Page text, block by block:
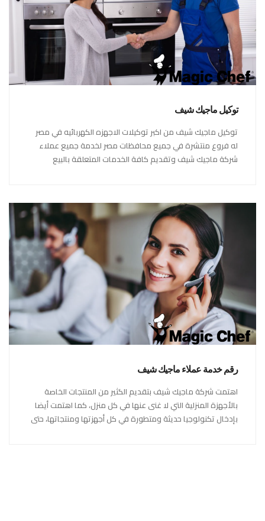
توكيل ماجيك شيف
توكيل ماجيك شيف من اكبر توكيلات الاجهزه الكهربائيه في مصر
له فروع منتشرة في جميع محافظات مصر لخدمة جميع عملاء
شركة ماجيك شيف وتقديم كافة الخدمات المتعلقة بالبيع
رقم خدمة عملاء ماجيك شيف
اهتمت شركة ماجيك شيف بتقديم الكثير من المنتجات الخاصة
بالأجهزة المنزلية التي لا غنى عنها في كل منزل، كما اهتمت أيضا
بإدخال تكنولوجيا حديثة ومتطورة في كل أجهزتها ومنتجاتها، حتى